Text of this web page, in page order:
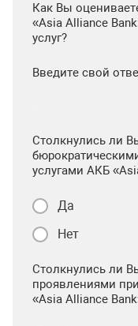
Как Вы
«Asia Alliance
услуг?
Введите свой
Столкнулись ли
услугами АКБ
Да
Нет
Столкнулись ли
проявлениями
«Asia Alliance